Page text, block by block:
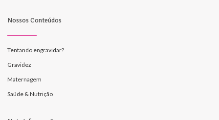
Nossos Conteúdos
Tentando engravidar?
Gravidez
Maternagem
Saúde & Nutrição